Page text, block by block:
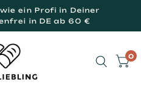
ein Profi in Deiner
in DE ab 60 €
0